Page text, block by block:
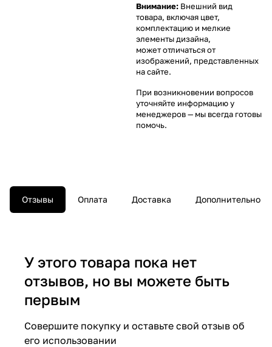
Внимание: Внешний вид
товара, включая цвет,
комплектацию и мелкие
элементы дизайна,
может отличаться от
изображений, представленных
на сайте.
При возникновении вопросов
уточняйте информацию у
менеджеров— мы всегда готовы
помочь.
Отзывы Оплата Доставка Дополнительно
У этого товара пока нет
отзывов, но вы можете быть
первым
Совершите покупку и оставьте свой отзыв об
его использовании